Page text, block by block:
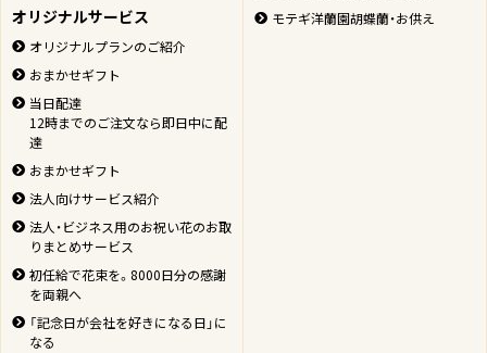
オリジナルサービス
オリジナルプランのご紹介
おまかせギフト
当日配達
12時までのご注文なら即日中に配
達
おまかせギフト
法人向けサービス紹介
法人・ビジネス用のお祝い花のお取
りまとめサービス
初任給で花束を。8000日分の感謝
を両親へ
「記念日が会社を好きになる日」に
なる
モテギ洋蘭園胡蝶蘭・お供え